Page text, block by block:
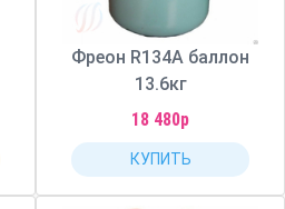
Фреон R134A баллон
13.6кг
18 480р
КУПИТЬ